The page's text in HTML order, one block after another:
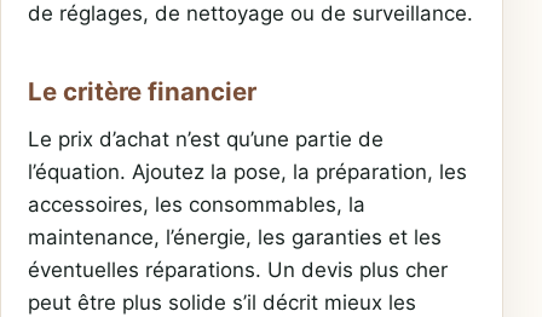
de réglages, de nettoyage ou de surveillance.
Le critère financier
Le prix d’achat n’est qu’une partie de
l’équation. Ajoutez la pose, la préparation, les
accessoires, les consommables, la
maintenance, l’énergie, les garanties et les
éventuelles réparations. Un devis plus cher
peut être plus solide s’il décrit mieux les